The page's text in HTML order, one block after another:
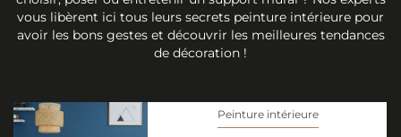
vous libèrent ici tous leurs secrets peinture intérieure pour
avoir les bons gestes et découvrir les meilleures tendances
de décoration !
Peinture intérieure